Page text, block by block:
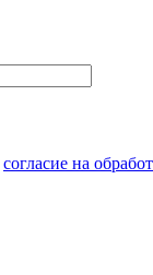
согласие на